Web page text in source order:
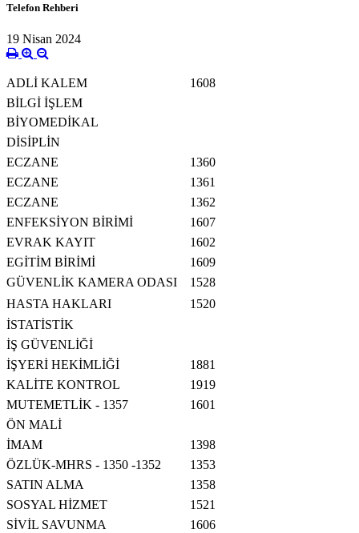
Telefon Rehberi
19 Nisan 2024
ADLİ KALEM
1608
BİLGİ İŞLEM
BİYOMEDİKAL
DİSİPLİN
ECZANE
1360
ECZANE
1361
ECZANE
1362
ENFEKSİYON BİRİMİ
1607
EVRAK KAYIT
1602
EGİTİM BİRİMİ
1609
GÜVENLİK KAMERA ODASI
1528
HASTA HAKLARI
1520
İSTATİSTİK
İŞ GÜVENLİĞİ
İŞYERİ HEKİMLİĞİ
1881
KALİTE KONTROL
1919
MUTEMETLİK - 1357
1601
ÖN MALİ
İMAM
1398
ÖZLÜK-MHRS - 1350 -1352
1353
SATIN ALMA
1358
SOSYAL HİZMET
1521
SİVİL SAVUNMA
1606